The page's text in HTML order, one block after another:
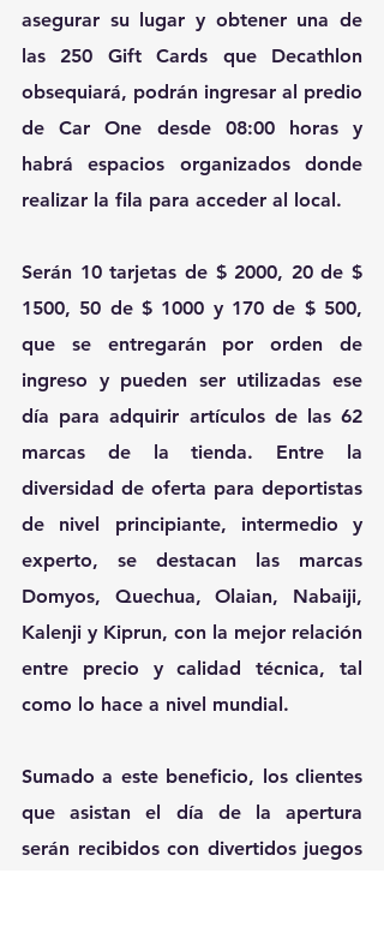
asegurar su lugar y obtener una de
las 250 Gift Cards que Decathlon
obsequiará, podrán ingresar al predio
de Car One desde 08:00 horas y
habrá espacios organizados donde
realizar la fila para acceder al local.
Serán 10 tarjetas de $ 2000, 20 de $
1500, 50 de $ 1000 y 170 de $ 500,
que se entregarán por orden de
ingreso y pueden ser utilizadas ese
día para adquirir artículos de las 62
marcas de la tienda. Entre la
diversidad de oferta para deportistas
de nivel principiante, intermedio y
experto, se destacan las marcas
Domyos, Quechua, Olaian, Nabaiji,
Kalenji y Kiprun, con la mejor relación
entre precio y calidad técnica, tal
como lo hace a nivel mundial.
Sumado a este beneficio, los clientes
que asistan el día de la apertura
serán recibidos con divertidos juegos